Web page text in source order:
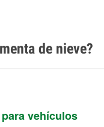
de nieve?
vehículos